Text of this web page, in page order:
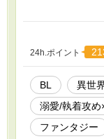
現実なのかもしれ
が響いた。 「お節
い。ただ、成り代
に」 神様らしき
とになった。 これ
生きていくお話。
※を付けます。 毎
青眼の美青年。無
ある日人が変わっ
わせた。今では受
アルフレッド 茶髪
24h.ポイント
BL 異世
溺愛/執着攻め
ファンタジー